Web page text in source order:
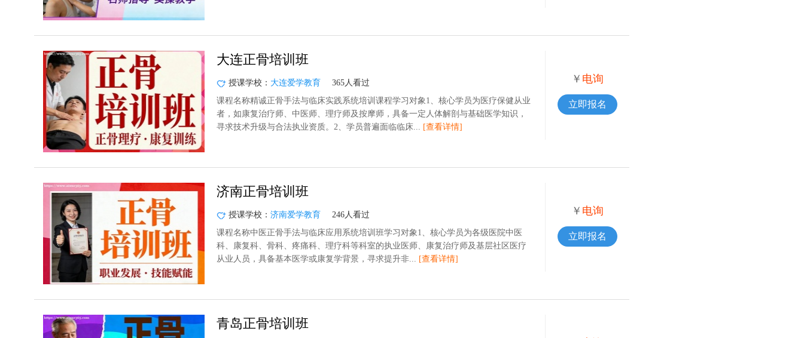
大连正骨培训班
授课学校： 大连爱学教育
365人看过
课程名称精诚正骨手法与临床实践系统培训课程学习对象1、核心学员为医疗保健从业
者，如康复治疗师、中医师、理疗师及按摩师，具备一定人体解剖与基础医学知识，
寻求技术升级与合法执业资质。2、学员普遍面临临床... [查看详情]
￥ 电询
立即报名
济南正骨培训班
授课学校： 济南爱学教育
246人看过
课程名称中医正骨手法与临床应用系统培训班学习对象1、核心学员为各级医院中医
科、康复科、骨科、疼痛科、理疗科等科室的执业医师、康复治疗师及基层社区医疗
从业人员，具备基本医学或康复学背景，寻求提升非... [查看详情]
￥ 电询
立即报名
青岛正骨培训班